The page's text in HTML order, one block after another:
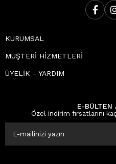
KURUMSAL
MÜŞTERİ HİZMETLERİ
ÜYELİK - YARDIM
E-BÜLTEN
Özel indirim fırsatlarını